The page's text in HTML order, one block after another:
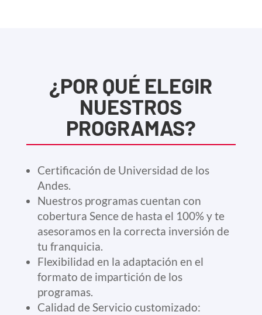
¿POR QUÉ ELEGIR
NUESTROS
PROGRAMAS?
Certificación de Universidad de los
Andes.
Nuestros programas cuentan con
cobertura Sence de hasta el 100% y te
asesoramos en la correcta inversión de
tu franquicia.
Flexibilidad en la adaptación en el
formato de impartición de los
programas.
Calidad de Servicio customizado: